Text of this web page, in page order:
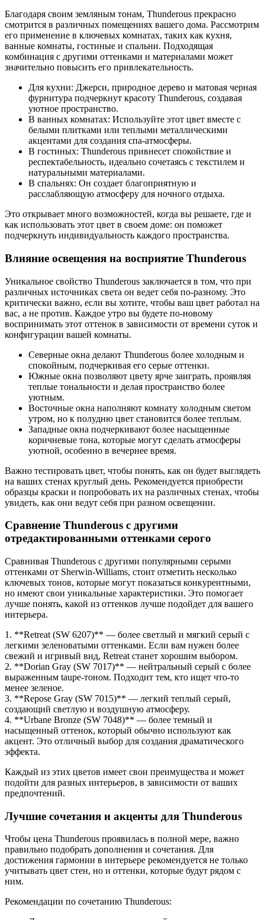
Благодаря своим земляным тонам, Thunderous прекрасно
смотрится в различных помещениях вашего дома. Рассмотрим
его применение в ключевых комнатах, таких как кухня,
ванные комнаты, гостиные и спальни. Подходящая
комбинация с другими оттенками и материалами может
значительно повысить его привлекательность.
Для кухни: Джерси, природное дерево и матовая черная
фурнитура подчеркнут красоту Thunderous, создавая
уютное пространство.
В ванных комнатах: Используйте этот цвет вместе с
белыми плитками или теплыми металлическими
акцентами для создания спа-атмосферы.
В гостиных: Thunderous привнесет спокойствие и
респектабельность, идеально сочетаясь с текстилем и
натуральными материалами.
В спальнях: Он создает благоприятную и
расслабляющую атмосферу для ночного отдыха.
Это открывает много возможностей, когда вы решаете, где и
как использовать этот цвет в своем доме: он поможет
подчеркнуть индивидуальность каждого пространства.
Влияние освещения на восприятие Thunderous
Уникальное свойство Thunderous заключается в том, что при
различных источниках света он ведет себя по-разному. Это
критически важно, если вы хотите, чтобы ваш цвет работал на
вас, а не против. Каждое утро вы будете по-новому
воспринимать этот оттенок в зависимости от времени суток и
конфигурации вашей комнаты.
Северные окна делают Thunderous более холодным и
спокойным, подчеркивая его серые оттенки.
Южные окна позволяют цвету ярче заиграть, проявляя
теплые тональности и делая пространство более
уютным.
Восточные окна наполняют комнату холодным светом
утром, но к полудню цвет становится более теплым.
Западные окна подчеркивают более насыщенные
коричневые тона, которые могут сделать атмосферы
уютной, особенно в вечернее время.
Важно тестировать цвет, чтобы понять, как он будет выглядеть
на ваших стенах круглый день. Рекомендуется приобрести
образцы краски и попробовать их на различных стенах, чтобы
увидеть, как они ведут себя при разном освещении.
Сравнение Thunderous с другими
отредактированными оттенками серого
Сравнивая Thunderous с другими популярными серыми
оттенками от Sherwin-Williams, стоит отметить несколько
ключевых тонов, которые могут показаться конкурентными,
но имеют свои уникальные характеристики. Это помогает
лучше понять, какой из оттенков лучше подойдет для вашего
интерьера.
1. **Retreat (SW 6207)** — более светлый и мягкий серый с
легкими зеленоватыми оттенками. Если вам нужен более
свежий и игривый вид, Retreat станет хорошим выбором.
2. **Dorian Gray (SW 7017)** — нейтральный серый с более
выраженным taupe-тоном. Подходит тем, кто ищет что-то
менее зеленое.
3. **Repose Gray (SW 7015)** — легкий теплый серый,
создающий светлую и воздушную атмосферу.
4. **Urbane Bronze (SW 7048)** — более темный и
насыщенный оттенок, который обычно используют как
акцент. Это отличный выбор для создания драматического
эффекта.
Каждый из этих цветов имеет свои преимущества и может
подойти для разных интерьеров, в зависимости от ваших
предпочтений.
Лучшие сочетания и акценты для Thunderous
Чтобы цена Thunderous проявилась в полной мере, важно
правильно подобрать дополнения и сочетания. Для
достижения гармонии в интерьере рекомендуется не только
учитывать цвет стен, но и оттенки, которые будут рядом с
ним.
Рекомендации по сочетанию Thunderous: